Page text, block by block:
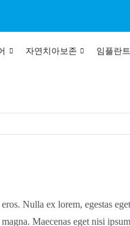
자연치아보존 임플란트